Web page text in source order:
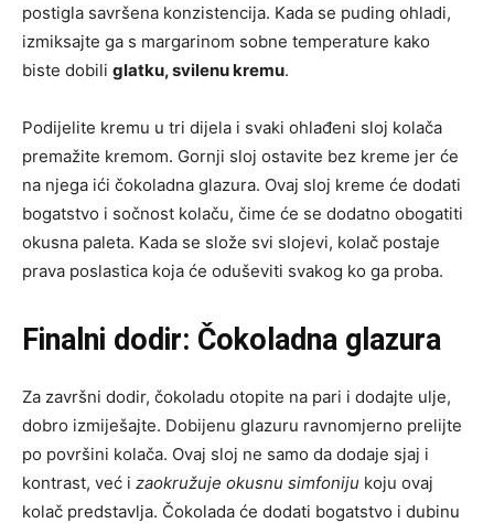
postigla savršena konzistencija. Kada se puding ohladi,
izmiksajte ga s margarinom sobne temperature kako
biste dobili glatku, svilenu kremu.
Podijelite kremu u tri dijela i svaki ohlađeni sloj kolača
premažite kremom. Gornji sloj ostavite bez kreme jer će
na njega ići čokoladna glazura. Ovaj sloj kreme će dodati
bogatstvo i sočnost kolaču, čime će se dodatno obogatiti
okusna paleta. Kada se slože svi slojevi, kolač postaje
prava poslastica koja će oduševiti svakog ko ga proba.
Finalni dodir: Čokoladna glazura
Za završni dodir, čokoladu otopite na pari i dodajte ulje,
dobro izmiješajte. Dobijenu glazuru ravnomjerno prelijte
po površini kolača. Ovaj sloj ne samo da dodaje sjaj i
kontrast, već i zaokružuje okusnu simfoniju koju ovaj
kolač predstavlja. Čokolada će dodati bogatstvo i dubinu